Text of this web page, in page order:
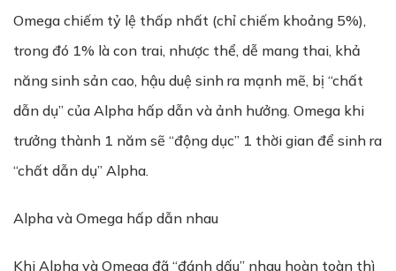
Omega chiếm tỷ lệ thấp nhất (chỉ chiếm khoảng 5%),
trong đó 1% là con trai, nhược thể, dễ mang thai, khả
năng sinh sản cao, hậu duệ sinh ra mạnh mẽ, bị “chất
dẫn dụ” của Alpha hấp dẫn và ảnh hưởng. Omega khi
trưởng thành 1 năm sẽ “động dục” 1 thời gian để sinh ra
“chất dẫn dụ” Alpha.
Alpha và Omega hấp dẫn nhau
Khi Alpha và Omega đã “đánh dấu” nhau hoàn toàn thì